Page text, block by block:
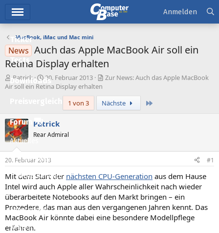
Ticker
Tests
Downloads
Forum
Aktuelles
Empfohlene Inhalte
Neue Beiträge
Neueste Aktivitäten
Leserartikel
Regeln
Anmelden
MacBook, iMac und Mac mini
News Auch das Apple MacBook Air soll ein
Retina Display erhalten
E
r
l
l
e
r
Patrick
E
r
l
m
20. Februar 2013
Zur News: Auch das Apple MacBook
Air soll ein Retina Display erhalten
1 von 3
Nächste
Patrick
Rear Admiral
20. Februar 2013 #1
Mit dem Start der nächsten CPU-Generation aus dem Hause
Intel wird auch Apple aller Wahrscheinlichkeit nach wieder
überarbeitete Notebooks auf den Markt bringen – ein
Prozedere, das man aus den vergangenen Jahren kennt. Das
MacBook Air könnte dabei eine besondere Modellpflege
erfahren.